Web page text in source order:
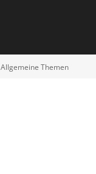
Allgemeine Themen